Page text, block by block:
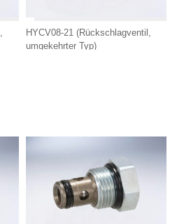
HYCV08-21 (Rückschlagventil,
umgekehrter Typ)